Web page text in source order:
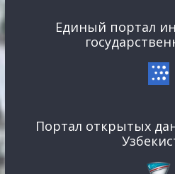
Единый портал
Портал открытых